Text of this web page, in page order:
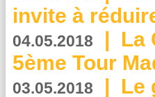
invite à
04.05.2018 | La
5ème Tour
03.05.2018 | Le